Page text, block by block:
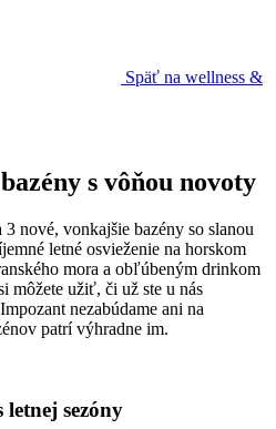
Späť na wellness &
s vôňou novoty
nové, vonkajšie bazény so slanou
letné osvieženie na horskom
mora a obľúbeným drinkom
môžete užiť, či už ste u nás
nezabúdame ani na
patrí výhradne im.
sezóny